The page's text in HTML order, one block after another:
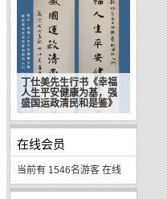
丁仕美先生行书《幸福
人生平安健康为基，强
盛国运政清民和是鉴》
在线会员
当前有 1546名游客 在线